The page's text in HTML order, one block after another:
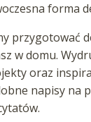
forma
przygotować
w domu.
oraz
napisy na